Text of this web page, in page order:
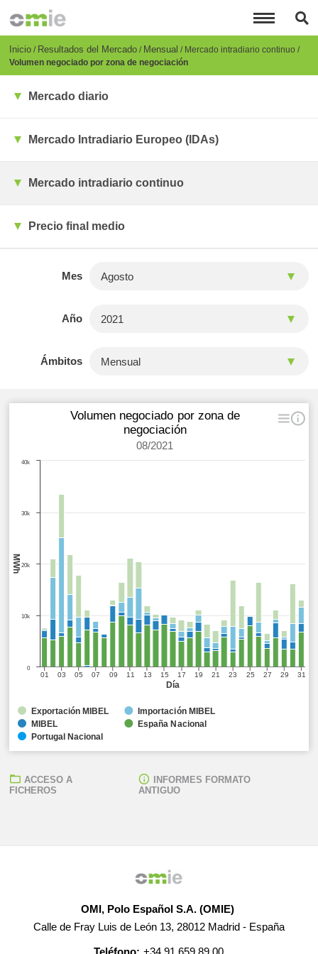
principal
Breadcrumb
Inicio Resultados del Mercado Mensual
Mercado intradiario continuo
Volumen negociado por zona de negociación
Mercado diario
Mercado Intradiario Europeo (IDAs)
Mercado intradiario continuo
Precio final medio
Mes
Año
Ámbitos
Día
MWh
Volumen negociado por zona de
negociación
08/2021
01 03 05 07 09 11 13 15 17 19 21 23 25 27 29 31
0
10k
20k
30k
40k
Exportación MIBEL
Importación MIBEL
MIBEL
España Nacional
Portugal Nacional
ACCESO A
FICHEROS
INFORMES FORMATO
ANTIGUO
OMI, Polo Español S.A. (OMIE)
Calle de Fray Luis de León 13, 28012 Madrid - España
Teléfono: +34 91 659 89 00